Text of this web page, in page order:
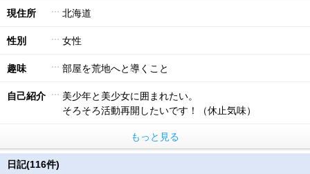
現住所 北海道
性別 女性
趣味 部屋を荒地へと導くこと
自己紹介
美少年と美少女に囲まれたい。
そろそろ活動再開したいです！（休止気味）
もっと見る
日記(116件)